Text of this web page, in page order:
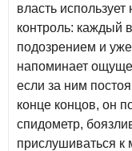
власть
контроль: каждый
подозрением и
напоминает
если за ним
конце концов, он
спидометр,
прислушиваться к